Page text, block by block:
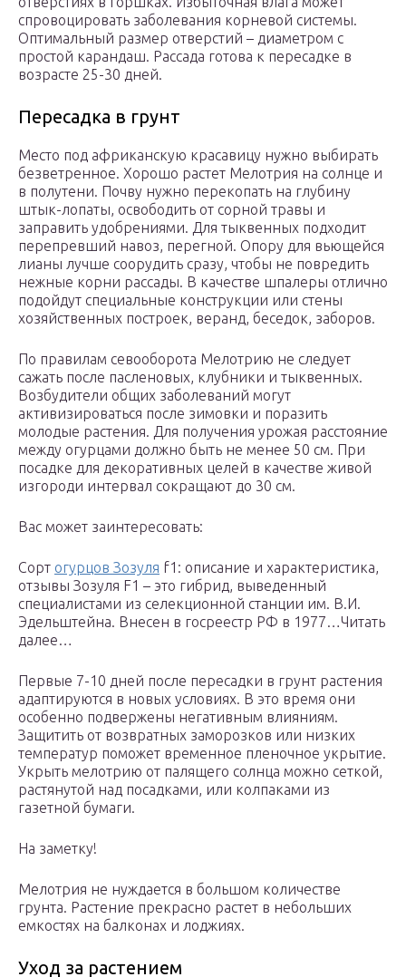
спровоцировать заболевания корневой системы.
Оптимальный размер отверстий – диаметром с
простой карандаш. Рассада готова к пересадке в
возрасте 25-30 дней.
Пересадка в грунт
Место под африканскую красавицу нужно выбирать
безветренное. Хорошо растет Мелотрия на солнце и
в полутени. Почву нужно перекопать на глубину
штык-лопаты, освободить от сорной травы и
заправить удобрениями. Для тыквенных подходит
перепревший навоз, перегной. Опору для вьющейся
лианы лучше соорудить сразу, чтобы не повредить
нежные корни рассады. В качестве шпалеры отлично
подойдут специальные конструкции или стены
хозяйственных построек, веранд, беседок, заборов.
По правилам севооборота Мелотрию не следует
сажать после пасленовых, клубники и тыквенных.
Возбудители общих заболеваний могут
активизироваться после зимовки и поразить
молодые растения. Для получения урожая расстояние
между огурцами должно быть не менее 50 см. При
посадке для декоративных целей в качестве живой
изгороди интервал сокращают до 30 см.
Вас может заинтересовать:
Сорт огурцов Зозуля f1: описание и характеристика,
отзывы Зозуля F1 – это гибрид, выведенный
специалистами из селекционной станции им. В.И.
Эдельштейна. Внесен в госреестр РФ в 1977…Читать
далее…
Первые 7-10 дней после пересадки в грунт растения
адаптируются в новых условиях. В это время они
особенно подвержены негативным влияниям.
Защитить от возвратных заморозков или низких
температур поможет временное пленочное укрытие.
Укрыть мелотрию от палящего солнца можно сеткой,
растянутой над посадками, или колпаками из
газетной бумаги.
На заметку!
Мелотрия не нуждается в большом количестве
грунта. Растение прекрасно растет в небольших
емкостях на балконах и лоджиях.
Уход за растением